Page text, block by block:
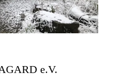
e.V.